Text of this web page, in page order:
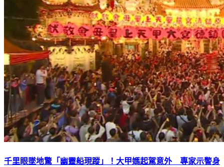
千里眼墜地驚「幽靈船現蹤」！大甲媽起駕意外 專家示警身